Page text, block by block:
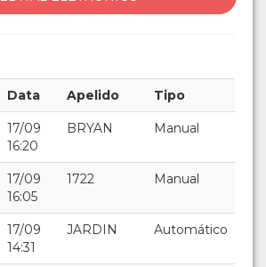
Data Apelido Tipo
17/09
16:20
BRYAN Manual
17/09
16:05
1722 Manual
17/09
14:31
JARDIN Automático